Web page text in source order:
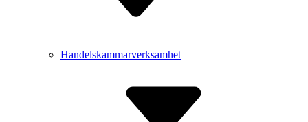
Handelskammarverksamhet